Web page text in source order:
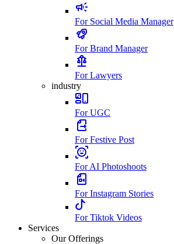
For Social Media Manager
For Brand Manager
For Lawyers
industry
For UGC
For Festive Post
For AI Photoshoots
For Instagram Stories
For Tiktok Videos
Services
Our Offerings